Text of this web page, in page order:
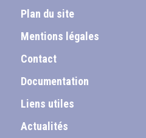
Plan du site
Mentions légales
Contact
Documentation
Liens utiles
Actualités